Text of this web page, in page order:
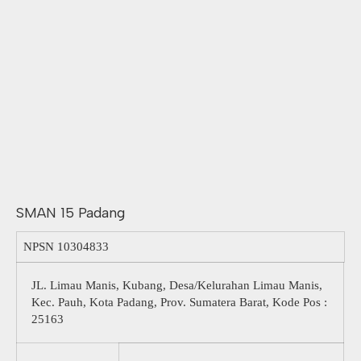
SMAN 15 Padang
NPSN 10304833
JL. Limau Manis, Kubang, Desa/Kelurahan Limau Manis,
Kec. Pauh, Kota Padang, Prov. Sumatera Barat, Kode Pos :
25163